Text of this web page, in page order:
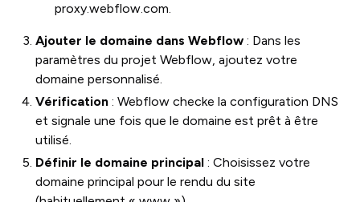
proxy.webflow.com.
Ajouter le domaine dans Webflow : Dans les
paramètres du projet Webflow, ajoutez votre
domaine personnalisé.
Vérification : Webflow checke la configuration DNS
et signale une fois que le domaine est prêt à être
utilisé.
Définir le domaine principal : Choisissez votre
domaine principal pour le rendu du site